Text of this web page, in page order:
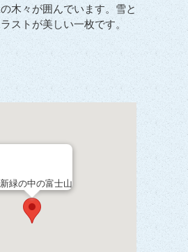
木々が囲んでいます。雪と
ストが美しい一枚です。
新緑の中の富士山